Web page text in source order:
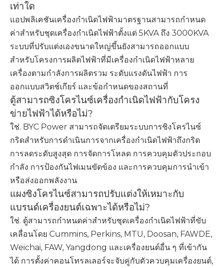
เท่าใด
แอปพลิเคชันเครื่องกำเนิดไฟฟ้ามาตรฐานสามารถกำหนด
ค่าสำหรับชุดเครื่องกำเนิดไฟฟ้าตั้งแต่ 5KVA ถึง 3000KVA
ระบบที่ปรับแต่งเองขนาดใหญ่ขึ้นยังสามารถออกแบบ
สำหรับโครงการผลิตไฟฟ้าที่มีเครื่องกำเนิดไฟฟ้าหลาย
เครื่องตามกำลังการผลิตรวม ระดับแรงดันไฟฟ้า การ
ออกแบบสวิตช์เกียร์ และข้อกำหนดของสถานที่
ตู้สามารถซิงโครไนซ์เครื่องกำเนิดไฟฟ้ากับโครง
ข่ายไฟฟ้าได้หรือไม่?
ใช่. BYC Power สามารถจัดเตรียมระบบการซิงโครไนซ์
กริดสำหรับการดำเนินการจากเครื่องกำเนิดไฟฟ้าถึงกริด
การลดระดับสูงสุด การจัดการโหลด การควบคุมตัวประกอบ
กำลัง การป้องกันไฟเมนขัดข้อง และการควบคุมการนำเข้า
หรือส่งออกพลังงาน
แผงซิงโครไนซ์สามารถปรับแต่งให้เหมาะกับ
แบรนด์เครื่องยนต์เฉพาะได้หรือไม่?
ใช่. ตู้สามารถกำหนดค่าสำหรับชุดเครื่องกำเนิดไฟฟ้าที่ขับ
เคลื่อนโดย Cummins, Perkins, MTU, Doosan, FAWDE,
Weichai, FAW, Yangdong และเครื่องยนต์อื่น ๆ ที่เข้ากัน
ได้ การตั้งค่าคอนโทรลเลอร์จะจับคู่กับตัวควบคุมเครื่องยนต์,